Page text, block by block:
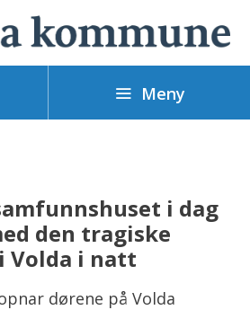
V
o
l
a
Meny
i dag
den tragiske
Volda i natt
dørene på Volda